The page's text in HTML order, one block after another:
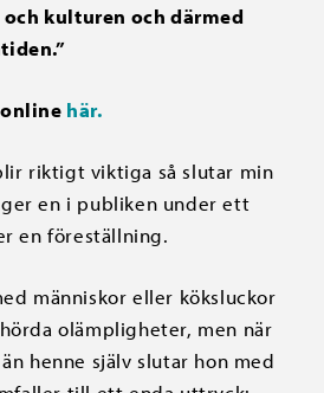
kulturen och därmed
här.
riktigt viktiga så slutar min
en i publiken under ett
en föreställning.
människor eller köksluckor
olämpligheter, men när
henne själv slutar hon med